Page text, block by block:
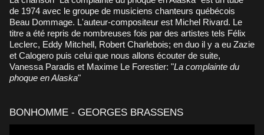
de 1974 avec le groupe de musiciens chanteurs québécois
Beau Dommage. L'auteur-compositeur est Michel Rivard. Le
titre a été repris de nombreuses fois par des artistes tels Félix
Leclerc, Eddy Mitchell, Robert Charlebois; en duo il y a eu Zazie
et Calogero puis celui que nous allons écouter de suite,
Vanessa Paradis et Maxime Le Forestier: "La complainte du
phoque en Alaska"
BONHOMME - GEORGES BRASSENS